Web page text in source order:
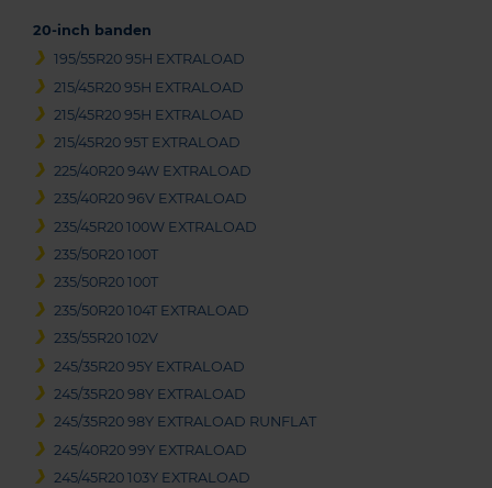
20-inch banden
195/55R20 95H EXTRALOAD
215/45R20 95H EXTRALOAD
215/45R20 95H EXTRALOAD
215/45R20 95T EXTRALOAD
225/40R20 94W EXTRALOAD
235/40R20 96V EXTRALOAD
235/45R20 100W EXTRALOAD
235/50R20 100T
235/50R20 100T
235/50R20 104T EXTRALOAD
235/55R20 102V
245/35R20 95Y EXTRALOAD
245/35R20 98Y EXTRALOAD
245/35R20 98Y EXTRALOAD RUNFLAT
245/40R20 99Y EXTRALOAD
245/45R20 103Y EXTRALOAD